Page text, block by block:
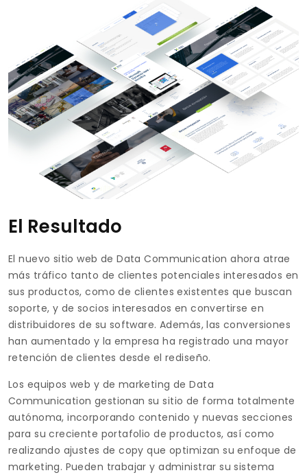
El Resultado
El nuevo sitio web de Data Communication ahora atrae
más tráfico tanto de clientes potenciales interesados en
sus productos, como de clientes existentes que buscan
soporte, y de socios interesados en convertirse en
distribuidores de su software. Además, las conversiones
han aumentado y la empresa ha registrado una mayor
retención de clientes desde el rediseño.
Los equipos web y de marketing de Data
Communication gestionan su sitio de forma totalmente
autónoma, incorporando contenido y nuevas secciones
para su creciente portafolio de productos, así como
realizando ajustes de copy que optimizan su enfoque de
marketing. Pueden trabajar y administrar su sistema